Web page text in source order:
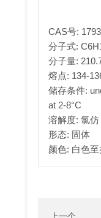
CAS号:
分子式:
分子量:
熔点: 134-
储存条件:
at 2-8°C
溶解度: 氯仿
形态: 固体
颜色: 白色